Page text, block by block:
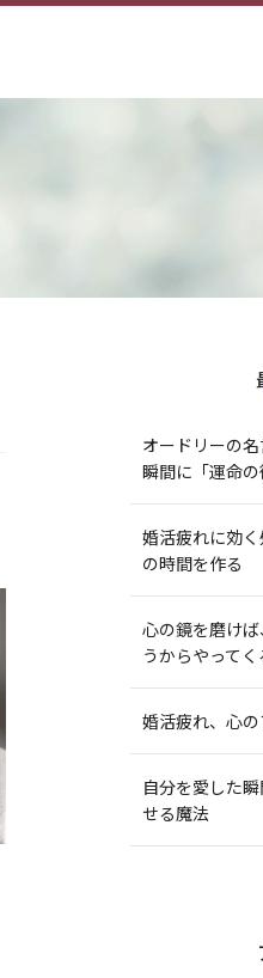
オードリーの
瞬間に「運命
婚活疲れに効
の時間を作る
心の鏡を磨け
うからやってく
婚活疲れ、心
自分を愛した
せる魔法